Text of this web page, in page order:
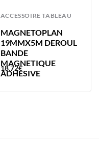
ACCESSOIRE TABLEAU
MAGNETOPLAN
19MMX5M DEROUL
BANDE
MAGNETIQUE
ADHESIVE
18,72€